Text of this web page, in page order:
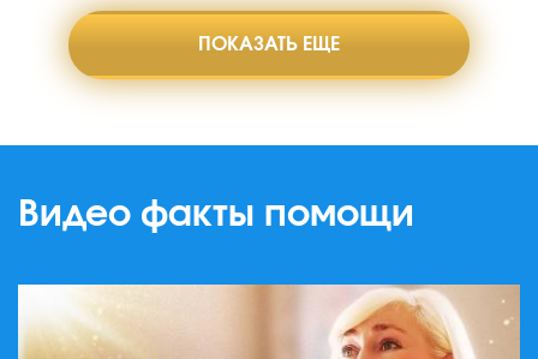
ПОКАЗАТЬ ЕЩЕ
Видео факты помощи